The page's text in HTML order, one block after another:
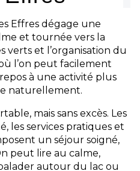
Effres dégage une
et tournée vers la
verts et l’organisation du
l’on peut facilement
à une activité plus
naturellement.
mais sans excès. Les
les services pratiques et
un séjour soigné,
peut lire au calme,
autour du lac ou